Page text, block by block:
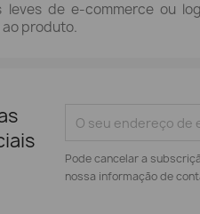
leves de e-commerce ou
produto.
Pode cancelar a
nossa informação de